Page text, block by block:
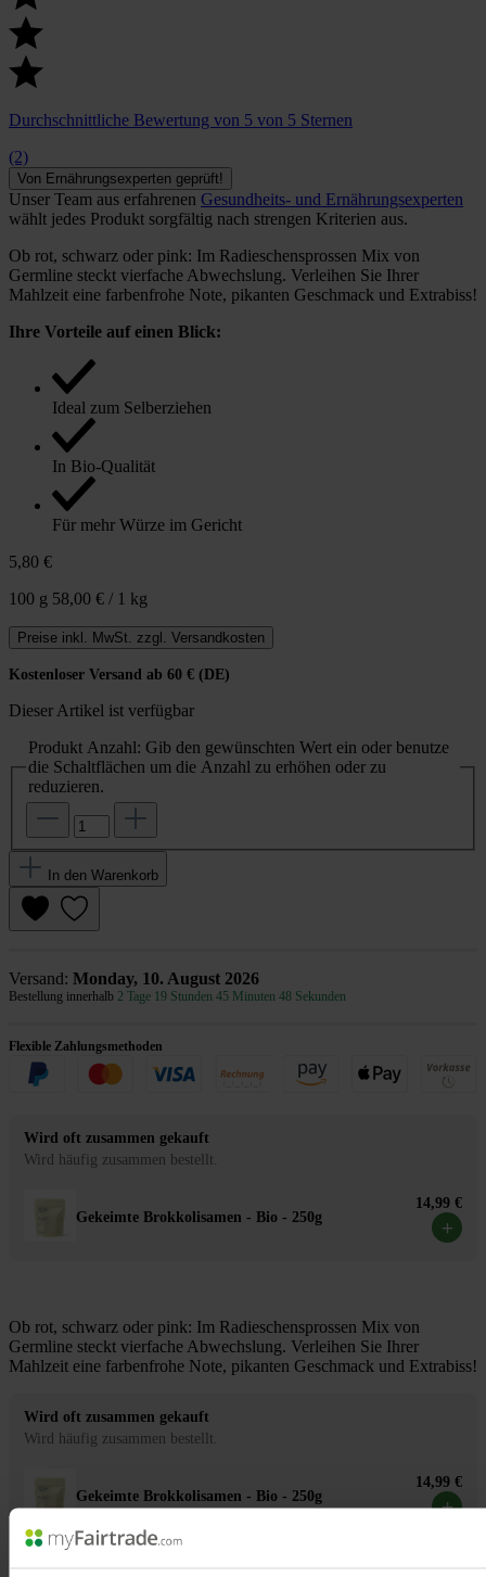
Durchschnittliche Bewertung von 5 von 5 Sternen
(2)
Von Ernährungsexperten geprüft!
Unser Team aus erfahrenen Gesundheits- und Ernährungsexperten
wählt jedes Produkt sorgfältig nach strengen Kriterien aus.
Ob rot, schwarz oder pink: Im Radieschensprossen Mix von
Germline steckt vierfache Abwechslung. Verleihen Sie Ihrer
Mahlzeit eine farbenfrohe Note, pikanten Geschmack und Extrabiss!
Ihre Vorteile auf einen Blick:
Ideal zum Selberziehen
In Bio-Qualität
Für mehr Würze im Gericht
5,80 €
100 g 58,00 € / 1 kg
Preise inkl. MwSt. zzgl. Versandkosten
Kostenloser Versand ab 60 € (DE)
Dieser Artikel ist verfügbar
Produkt Anzahl: Gib den gewünschten Wert ein oder benutze
die Schaltflächen um die Anzahl zu erhöhen oder zu
reduzieren.
In den Warenkorb
Versand: Monday, 10. August 2026
Bestellung innerhalb 2 Tage 19 Stunden 45 Minuten 48 Sekunden
Flexible Zahlungsmethoden
Wird oft zusammen gekauft
Wird häufig zusammen bestellt.
Gekeimte Brokkolisamen - Bio - 250g
14,99 €
+
Ob rot, schwarz oder pink: Im Radieschensprossen Mix von
Germline steckt vierfache Abwechslung. Verleihen Sie Ihrer
Mahlzeit eine farbenfrohe Note, pikanten Geschmack und Extrabiss!
Wird oft zusammen gekauft
Wird häufig zusammen bestellt.
Gekeimte Brokkolisamen - Bio - 250g
14,99 €
+